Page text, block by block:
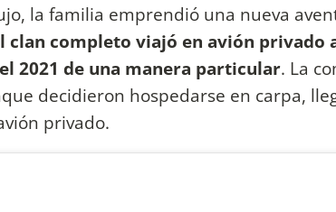
la familia emprendió una nueva
clan completo viajó en avión privado
2021 de una manera particular. La
decidieron hospedarse en carpa,
privado.